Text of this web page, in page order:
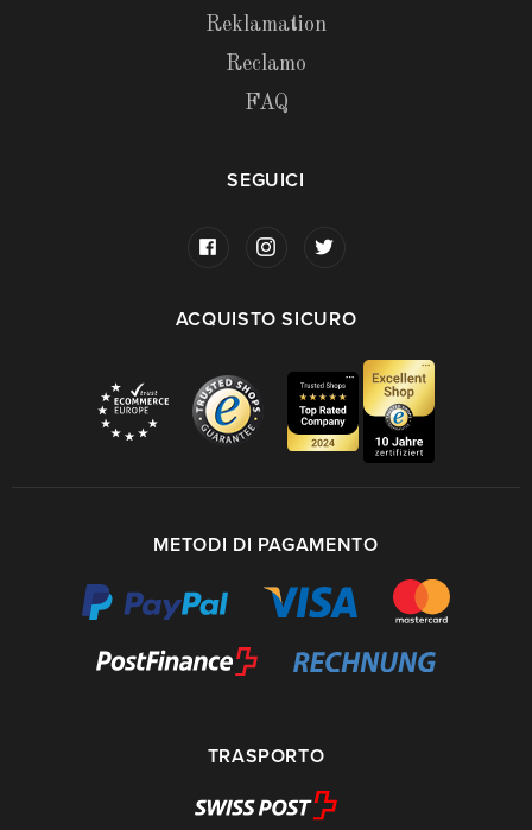
Reklamation
Reclamo
FAQ
SEGUICI
ACQUISTO SICURO
METODI DI PAGAMENTO
TRASPORTO